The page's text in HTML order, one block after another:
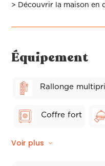
> Découvrir la maison en
Équipement
Rallonge
Coffre fort
Wifi fibre
Voir plus